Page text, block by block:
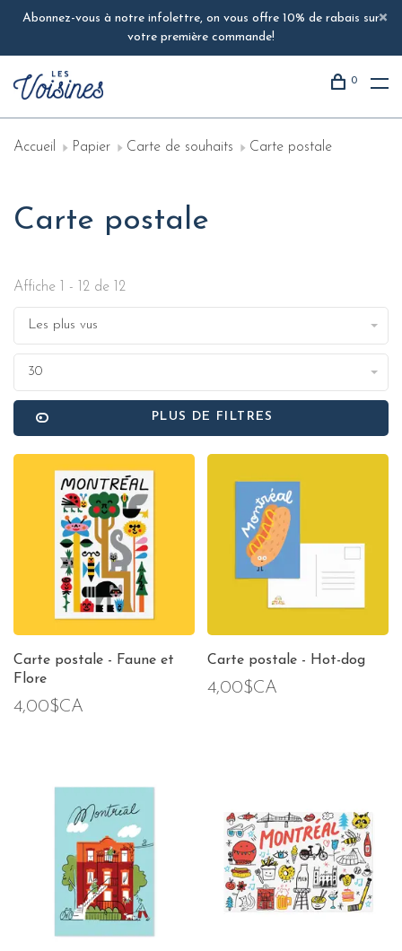
Abonnez-vous à notre infolettre, on vous offre 10% de rabais sur
votre première commande!
0
Accueil Papier Carte de souhaits Carte postale
Carte postale
Affiche 1 - 12 de 12
Les plus vus
30
PLUS DE FILTRES
Carte postale - Faune et
Flore
4,00$CA
Carte postale - Hot-dog
4,00$CA